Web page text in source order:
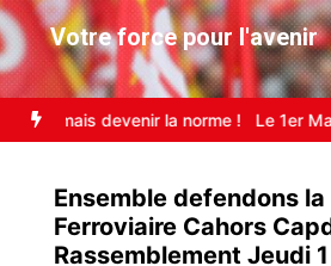
Votre force pour l'avenir
28 Mars – Justice pour la Palestine
Ensemble defendons
Ferroviaire Cahors
Rassemblement Jeudi